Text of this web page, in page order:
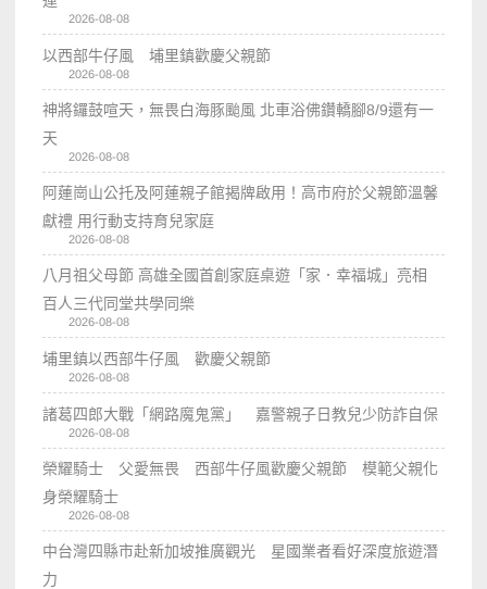
2026-08-08
以西部牛仔風 埔里鎮歡慶父親節
2026-08-08
神將鑼鼓喧天，無畏白海豚颱風 北車浴佛鑽轎腳8/9還有一
天
2026-08-08
阿蓮崗山公托及阿蓮親子館揭牌啟用！高市府於父親節溫馨
獻禮 用行動支持育兒家庭
2026-08-08
八月祖父母節 高雄全國首創家庭桌遊「家．幸福城」亮相
百人三代同堂共學同樂
2026-08-08
埔里鎮以西部牛仔風 歡慶父親節
2026-08-08
諸葛四郎大戰「網路魔鬼黨」 嘉警親子日教兒少防詐自保
2026-08-08
榮耀騎士 父愛無畏 西部牛仔風歡慶父親節 模範父親化
身榮耀騎士
2026-08-08
中台灣四縣市赴新加坡推廣觀光 星國業者看好深度旅遊潛
力